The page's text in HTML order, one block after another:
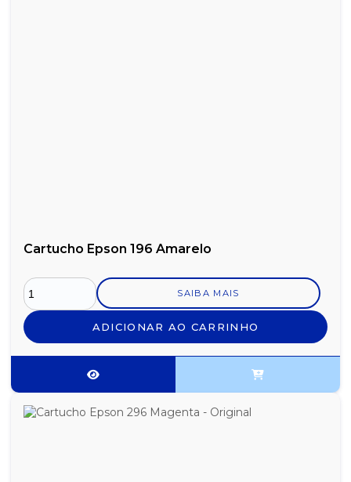
Cartucho Epson 196 Amarelo
SAIBA MAIS
ADICIONAR AO CARRINHO